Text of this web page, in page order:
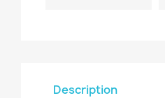
Description